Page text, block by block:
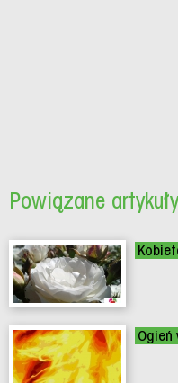
Powiązane artykuły